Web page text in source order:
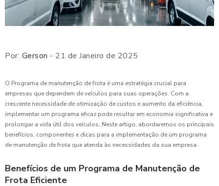
Por: Gerson - 21 de Janeiro de 2025
O Programa de manutenção de frota é uma estratégia crucial para
empresas que dependem de veículos para suas operações. Com a
crescente necessidade de otimização de custos e aumento da eficiência,
implementar um programa eficaz pode resultar em economia significativa e
prolongar a vida útil dos veículos. Neste artigo, abordaremos os principais
benefícios, componentes e dicas para a implementação de um programa
de manutenção de frota que atenda às necessidades da sua empresa.
Benefícios de um Programa de Manutenção de
Frota Eficiente